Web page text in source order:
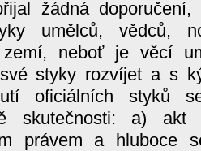
žádná
umělců, vědců,
zemí, neboť je věcí
styky rozvíjet a s
oficiálních styků
skutečnosti: a)
právem a hluboce